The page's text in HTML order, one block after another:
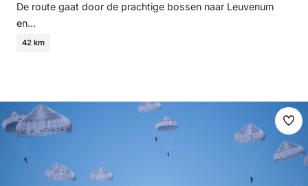
De route gaat door de prachtige bossen naar Leuvenum
en…
42 km